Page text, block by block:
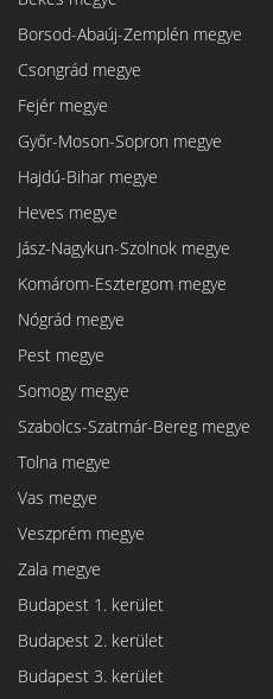
Borsod-Abaúj-Zemplén megye
Csongrád megye
Fejér megye
Győr-Moson-Sopron megye
Hajdú-Bihar megye
Heves megye
Jász-Nagykun-Szolnok megye
Komárom-Esztergom megye
Nógrád megye
Pest megye
Somogy megye
Szabolcs-Szatmár-Bereg megye
Tolna megye
Vas megye
Veszprém megye
Zala megye
Budapest 1. kerület
Budapest 2. kerület
Budapest 3. kerület